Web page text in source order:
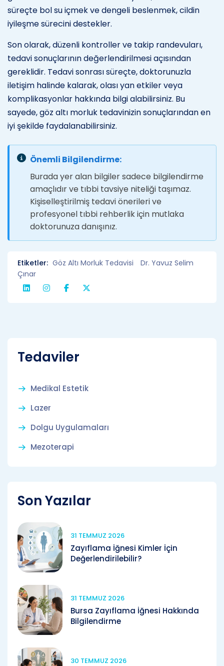
süreçte bol su içmek ve dengeli beslenmek, cildin
iyileşme sürecini destekler.
Son olarak, düzenli kontroller ve takip randevuları,
tedavi sonuçlarının değerlendirilmesi açısından
gereklidir. Tedavi sonrası süreçte, doktorunuzla
iletişim halinde kalarak, olası yan etkiler veya
komplikasyonlar hakkında bilgi alabilirsiniz. Bu
sayede, göz altı morluk tedavinizin sonuçlarından en
iyi şekilde faydalanabilirsiniz.
Önemli Bilgilendirme:
Burada yer alan bilgiler sadece bilgilendirme
amaçlıdır ve tıbbi tavsiye niteliği taşımaz.
Kişiselleştirilmiş tedavi önerileri ve
profesyonel tıbbi rehberlik için mutlaka
doktorunuza danışınız.
Etiketler: Göz Altı Morluk Tedavisi
Dr. Yavuz Selim
Çınar
Tedaviler
Medikal Estetik
Lazer
Dolgu Uygulamaları
Mezoterapi
Son Yazılar
31 TEMMUZ 2026
Zayıflama İğnesi Kimler İçin
Değerlendirilebilir?
31 TEMMUZ 2026
Bursa Zayıflama İğnesi Hakkında
Bilgilendirme
30 TEMMUZ 2026